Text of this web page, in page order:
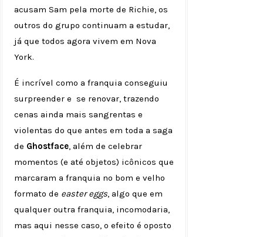
acusam Sam pela morte de Richie, os
outros do grupo continuam a estudar,
já que todos agora vivem em Nova
York.
É incrível como a franquia conseguiu
surpreender e se renovar, trazendo
cenas ainda mais sangrentas e
violentas do que antes em toda a saga
de Ghostface, além de celebrar
momentos (e até objetos) icônicos que
marcaram a franquia no bom e velho
formato de easter eggs, algo que em
qualquer outra franquia, incomodaria,
mas aqui nesse caso, o efeito é oposto